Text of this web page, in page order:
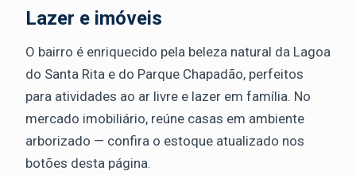
Lazer e imóveis
O bairro é enriquecido pela beleza natural da Lagoa
do Santa Rita e do Parque Chapadão, perfeitos
para atividades ao ar livre e lazer em família. No
mercado imobiliário, reúne casas em ambiente
arborizado — confira o estoque atualizado nos
botões desta página.